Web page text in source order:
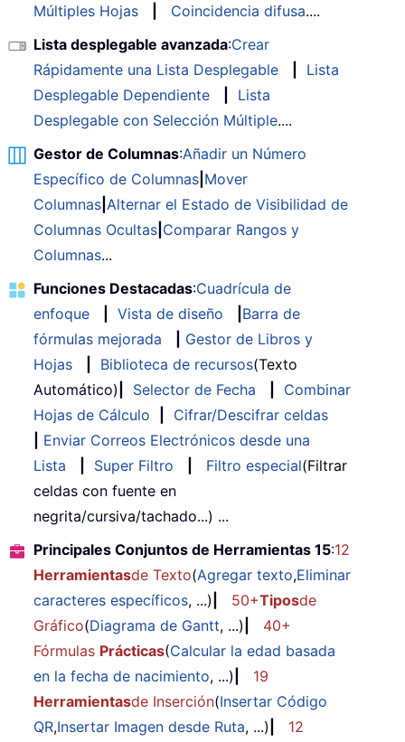
Múltiples Hojas Coincidencia difusa....
Lista desplegable avanzada:Crear
Rápidamente una Lista Desplegable
Lista
Desplegable Dependiente
Lista
Desplegable con Selección Múltiple....
Gestor de Columnas:Añadir un Número
Específico de Columnas Mover
Columnas Alternar el Estado de Visibilidad de
Columnas Ocultas Comparar Rangos y
Columnas...
Funciones Destacadas:Cuadrícula de
enfoque
Vista de diseño
Barra de
fórmulas mejorada
Gestor de Libros y
Hojas
Biblioteca de recursos(Texto
Automático)
Selector de Fecha
Combinar
Hojas de Cálculo
Cifrar/Descifrar celdas
Enviar Correos Electrónicos desde una
Lista
Super Filtro Filtro especial(Filtrar
celdas con fuente en
negrita/cursiva/tachado...) ...
Principales Conjuntos de Herramientas 15:12
Herramientasde Texto(Agregar texto,Eliminar
caracteres específicos, ...) 50+Tiposde
Gráfico(Diagrama de Gantt, ...)
40+
Fórmulas Prácticas(Calcular la edad basada
en la fecha de nacimiento, ...)
19
Herramientasde Inserción(Insertar Código
QR,Insertar Imagen desde Ruta, ...)
12